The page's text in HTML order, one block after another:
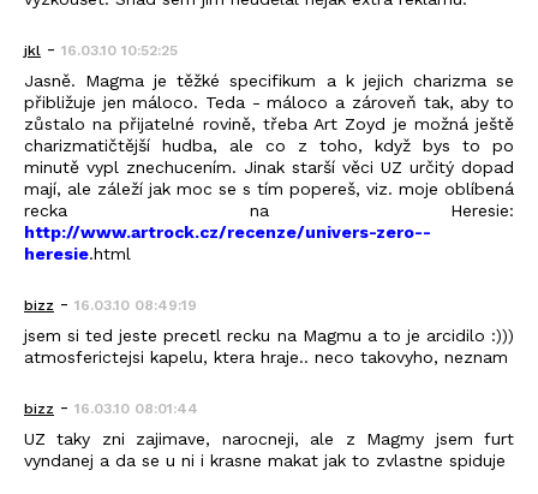
jkl - 16.03.10 10:52:25
Jasně. Magma je těžké specifikum a k jejich charizma se
přibližuje jen máloco. Teda - máloco a zároveň tak, aby to
zůstalo na přijatelné rovině, třeba Art Zoyd je možná ještě
charizmatičtější hudba, ale co z toho, když bys to po
minutě vypl znechucením. Jinak starší věci UZ určitý dopad
mají, ale záleží jak moc se s tím popereš, viz. moje oblíbená
recka na Heresie:
http://www.artrock.cz/recenze/univers-zero--
heresie.html
bizz - 16.03.10 08:49:19
jsem si ted jeste precetl recku na Magmu a to je arcidilo :)))
atmosferictejsi kapelu, ktera hraje.. neco takovyho, neznam
bizz - 16.03.10 08:01:44
UZ taky zni zajimave, narocneji, ale z Magmy jsem furt
vyndanej a da se u ni i krasne makat jak to zvlastne spiduje